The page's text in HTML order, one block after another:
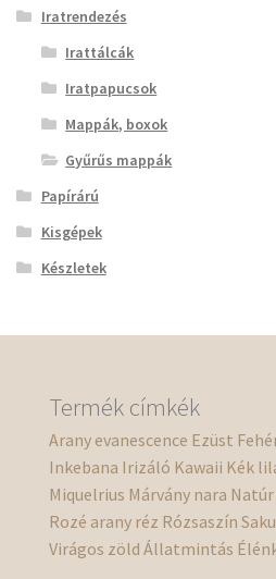
Iratrendezés
Irattálcák
Iratpapucsok
Mappák, boxok
Gyűrűs mappák
Papírárú
Kisgépek
Készletek
Termék címkék
Arany evanescence Ezüst
Inkebana Irizáló Kawaii Kék
Miquelrius Márvány nara Natúr
Rozé arany réz Rózsaszín
Virágos zöld Állatmintás